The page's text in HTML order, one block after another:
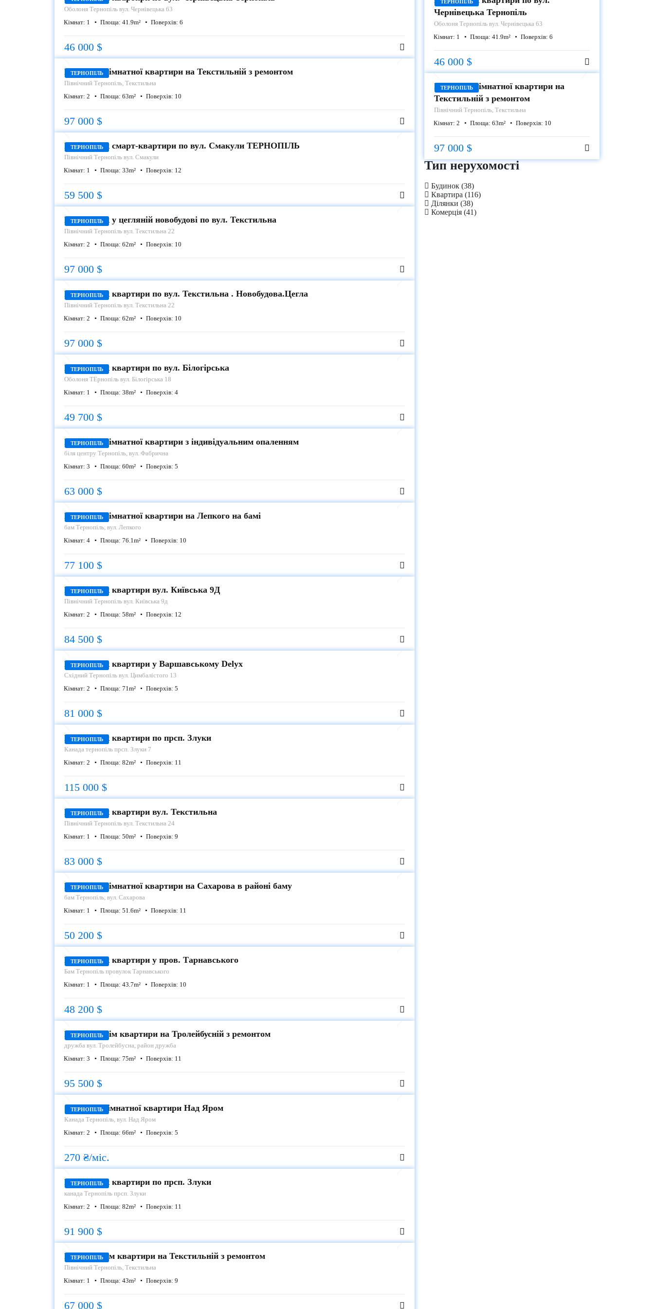
Оболоня Тернопіль вул. Чернівецька 63
Кімнат: 1 Площа: 41.9m² Поверхів: 6
46 000 $
ТЕРНОПІЛЬ
ПРОДАЖ
Продаж 2 кімнатної квартири на Текстильній з ремонтом
Північний Тернопіль, Текстильна
Кімнат: 2 Площа: 63m² Поверхів: 10
97 000 $
ТЕРНОПІЛЬ
ПРОДАЖ
Продаж 1-к смарт-квартири по вул. Смакули ТЕРНОПІЛЬ
Північний Тернопіль вул. Смакули
Кімнат: 1 Площа: 33m² Поверхів: 12
59 500 $
ТЕРНОПІЛЬ
ПРОДАЖ
Продаж 2-к у цегляній новобудові по вул. Текстильна
Північний Тернопіль вул. Текстильна 22
Кімнат: 2 Площа: 62m² Поверхів: 10
97 000 $
ТЕРНОПІЛЬ
ПРОДАЖ
Продаж 2-к квартири по вул. Текстильна . Новобудова.Цегла
Північний Тернопіль вул. Текстильна 22
Кімнат: 2 Площа: 62m² Поверхів: 10
97 000 $
ТЕРНОПІЛЬ
ПРОДАЖ
Продаж 1-к квартири по вул. Білогірська
Оболоня ТЕрнопіль вул. Білогірська 18
Кімнат: 1 Площа: 38m² Поверхів: 4
49 700 $
ТЕРНОПІЛЬ
ПРОДАЖ
Продаж 3 кімнатної квартири з індивідуальним опаленням
біля центру Тернопіль, вул. Фабрична
Кімнат: 3 Площа: 60m² Поверхів: 5
63 000 $
ТЕРНОПІЛЬ
ПРОДАЖ
Продаж 4 кімнатної квартири на Лепкого на бамі
бам Тернопіль, вул. Лепкого
Кімнат: 4 Площа: 76.1m² Поверхів: 10
77 100 $
ТЕРНОПІЛЬ
ПРОДАЖ
Продаж 2-к квартири вул. Київська 9Д
Північний Тернопіль вул. Київська 9д
Кімнат: 2 Площа: 58m² Поверхів: 12
84 500 $
ТЕРНОПІЛЬ
ПРОДАЖ
Продаж 2-к квартири у Варшавському Delyx
Східний Тернопіль вул. Цимбалістого 13
Кімнат: 2 Площа: 71m² Поверхів: 5
81 000 $
ТЕРНОПІЛЬ
ПРОДАЖ
Продаж 2-к квартири по прсп. Злуки
Канада тернопіль прсп. Злуки 7
Кімнат: 2 Площа: 82m² Поверхів: 11
115 000 $
ТЕРНОПІЛЬ
ПРОДАЖ
Продаж 1-к квартири вул. Текстильна
Північний Тернопіль вул. Текстильна 24
Кімнат: 1 Площа: 50m² Поверхів: 9
83 000 $
ТЕРНОПІЛЬ
ПРОДАЖ
Продаж 1 кімнатної квартири на Сахарова в районі баму
бам Тернопіль, вул. Сахарова
Кімнат: 1 Площа: 51.6m² Поверхів: 11
50 200 $
ТЕРНОПІЛЬ
ПРОДАЖ
Продаж 1-к квартири у пров. Тарнавського
Бам Тернопіль провулок Тарнавського
Кімнат: 1 Площа: 43.7m² Поверхів: 10
48 200 $
ТЕРНОПІЛЬ
ПРОДАЖ
Продаж 3 кім квартири на Тролейбусній з ремонтом
дружба
вул. Тролейбусна, район дружба
Кімнат: 3 Площа: 75m² Поверхів: 11
95 500 $
ТЕРНОПІЛЬ
ОРЕНДА
Оренда 2 кімнатної квартири Над Яром
Канада Тернопіль, вул. Над Яром
Кімнат: 2 Площа: 66m² Поверхів: 5
270 ₴/міс.
ТЕРНОПІЛЬ
ПРОДАЖ
Продаж 2-к квартири по прсп. Злуки
канада Тернопіль прсп. Злуки
Кімнат: 2 Площа: 82m² Поверхів: 11
91 900 $
ТЕРНОПІЛЬ
ПРОДАЖ
Продаж 2 км квартири на Текстильній з ремонтом
Північний Тернопіль, Текстильна
Кімнат: 1 Площа: 43m² Поверхів: 9
67 000 $
ТЕРНОПІЛЬ
Чернівецька Тернопіль
Оболоня Тернопіль вул. Чернівецька 63
Кімнат: 1 Площа: 41.9m² Поверхів: 6
46 000 $
ТЕРНОПІЛЬ
ПРОДАЖ
Продаж 2 кімнатної квартири на
Текстильній з ремонтом
Північний Тернопіль, Текстильна
Кімнат: 2 Площа: 63m² Поверхів: 10
97 000 $
Тип нерухомості
Будинок (38)
Квартира (116)
Ділянки (38)
Комерція (41)